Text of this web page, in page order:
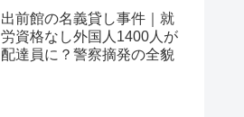
出前館の名義貸し事件｜就
労資格なし外国人1400人が
配達員に？警察摘発の全貌